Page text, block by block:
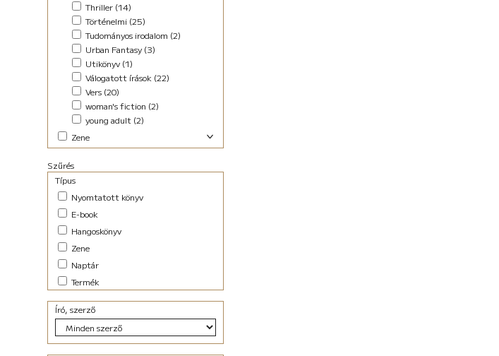
Thriller (14)
Történelmi (25)
Tudományos irodalom (2)
Urban Fantasy (3)
Utikönyv (1)
Válogatott írások (22)
Vers (20)
woman's fiction (2)
young adult (2)
Zene
Szűrés
Típus
Nyomtatott könyv
E-book
Hangoskönyv
Zene
Naptár
Termék
Író, szerző